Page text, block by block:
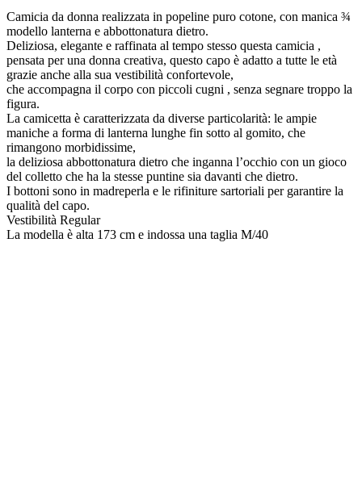
Camicia da donna realizzata in popeline puro cotone, con manica ¾
modello lanterna e abbottonatura dietro.
Deliziosa, elegante e raffinata al tempo stesso questa camicia ,
pensata per una donna creativa, questo capo è adatto a tutte le età
grazie anche alla sua vestibilità confortevole,
che accompagna il corpo con piccoli cugni , senza segnare troppo la
figura.
La camicetta è caratterizzata da diverse particolarità: le ampie
maniche a forma di lanterna lunghe fin sotto al gomito, che
rimangono morbidissime,
la deliziosa abbottonatura dietro che inganna l’occhio con un gioco
del colletto che ha la stesse puntine sia davanti che dietro.
I bottoni sono in madreperla e le rifiniture sartoriali per garantire la
qualità del capo.
Vestibilità Regular
La modella è alta 173 cm e indossa una taglia M/40